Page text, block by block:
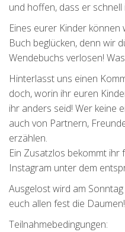
und hoffen, dass er
Eines eurer Kinder
Buch beglücken, denn wir
Wendebuchs verlosen!
Hinterlasst uns einen
doch, worin ihr euren
ihr anders seid! Wer keine
auch von Partnern,
erzählen.
Ein Zusatzlos bekommt
Instagram unter dem
Ausgelost wird am
euch allen fest die Daumen!
Teilnahmebedingungen: